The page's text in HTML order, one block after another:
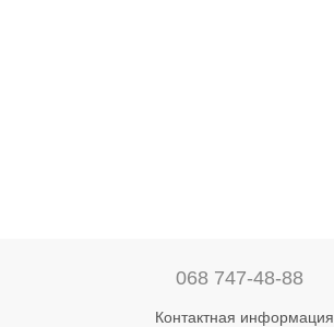
068 747-48-88
Контактная информация